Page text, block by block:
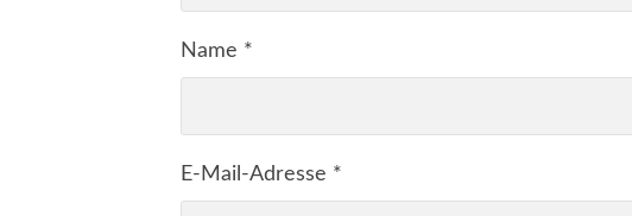
Name *
E-Mail-Adresse *